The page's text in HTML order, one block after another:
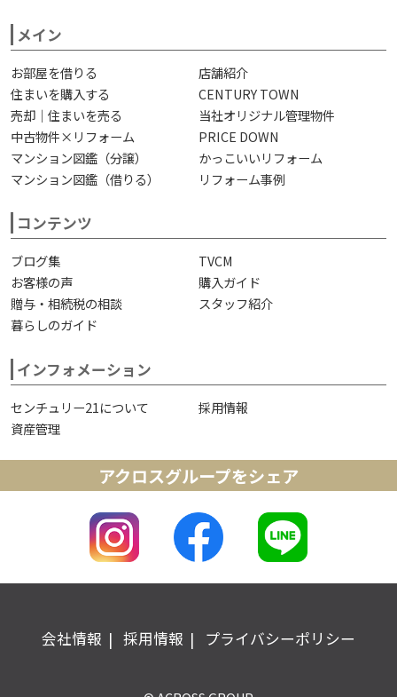
メイン
お部屋を借りる
店舗紹介
住まいを購入する
CENTURY TOWN
売却｜住まいを売る
当社オリジナル管理物件
中古物件×リフォーム
PRICE DOWN
マンション図鑑（分譲）
かっこいいリフォーム
マンション図鑑（借りる）
リフォーム事例
コンテンツ
ブログ集
TVCM
お客様の声
購入ガイド
贈与・相続税の相談
スタッフ紹介
暮らしのガイド
インフォメーション
センチュリー21について
採用情報
資産管理
アクロスグループをシェア
会社情報 採用情報 プライバシーポリシー